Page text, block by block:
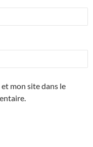
mon site dans le